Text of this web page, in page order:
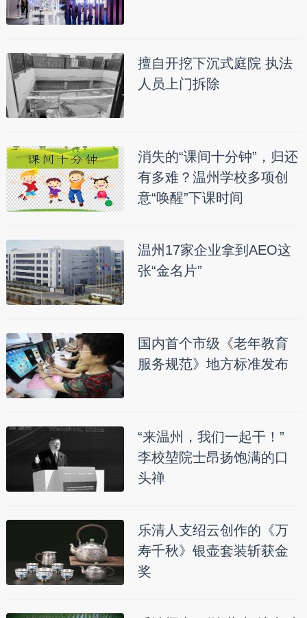
擅自开挖下沉式庭院 执法
人员上门拆除
消失的“课间十分钟”，归还
有多难？温州学校多项创
意“唤醒”下课时间
温州17家企业拿到AEO这
张“金名片”
国内首个市级《老年教育
服务规范》地方标准发布
“来温州，我们一起干！”
李校堃院士昂扬饱满的口
头禅
乐清人支绍云创作的《万
寿千秋》银壶套装斩获金
奖